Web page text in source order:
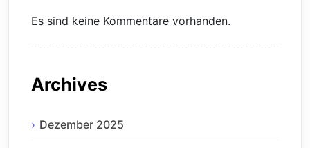
Es sind keine Kommentare vorhanden.
Archives
Dezember 2025